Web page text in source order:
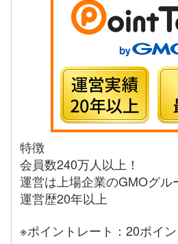
特徴
会員数240万人以上！
運営は上場企業のGMOグル
運営歴20年以上
※ポイントレート：20ポイ